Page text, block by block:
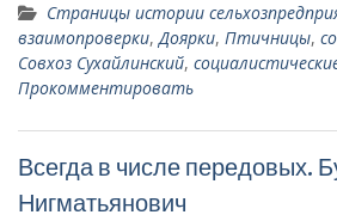
Страницы истории
взаимопроверки,Доярки, Птичницы,
Совхоз Сухайлинский,
Прокомментировать
Всегда в числе передовых.
Нигматьянович